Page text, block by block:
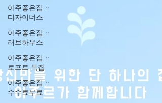
아주좋은집 ::
디자이너스
아주좋은집 ::
러브하우스
아주좋은집 ::
로프트 특집
아주좋은집 ::
수수료무료